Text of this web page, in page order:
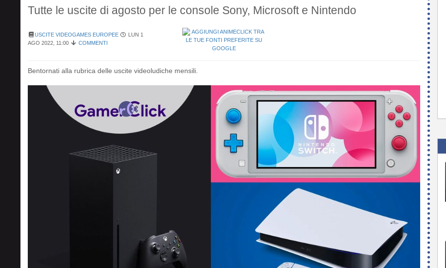
Tutte le uscite di agosto per le console Sony, Microsoft e Nintendo
USCITE VIDEOGAMES EUROPEE
LUN 1
AGO 2022, 11:00
COMMENTI
Bentornati alla rubrica delle uscite videoludiche mensili.